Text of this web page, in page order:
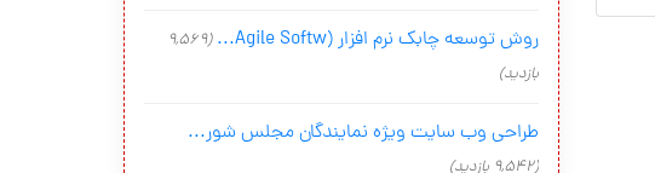
روش توسعه چابک نرم افزار (Agile Softw...
(9,569
بازدید)
طراحی وب سایت ویژه نمایندگان مجلس شور...
(9,542 بازدید)